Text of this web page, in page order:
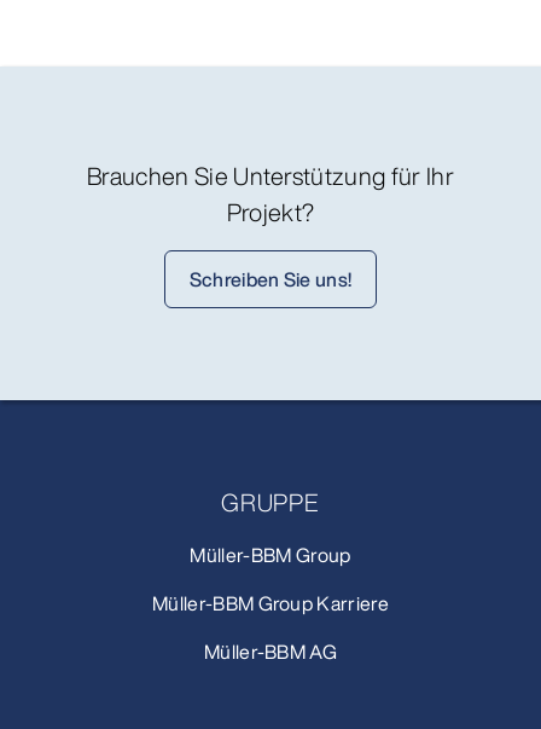
Brauchen Sie Unterstützung für Ihr
Projekt?
Schreiben Sie uns!
GRUPPE
Müller-BBM Group
Müller-BBM Group Karriere
Müller-BBM AG